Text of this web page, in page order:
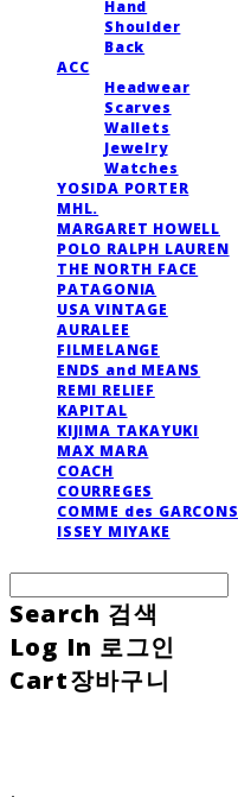
Hand
Shoulder
Back
ACC
Headwear
Scarves
Wallets
Jewelry
Watches
YOSIDA PORTER
MHL.
MARGARET HOWELL
POLO RALPH LAUREN
THE NORTH FACE
PATAGONIA
USA VINTAGE
AURALEE
FILMELANGE
ENDS and MEANS
REMI RELIEF
KAPITAL
KIJIMA TAKAYUKI
MAX MARA
COACH
COURREGES
COMME des GARCONS
ISSEY MIYAKE
Search 검색
Log In 로그인
Cart장바구니